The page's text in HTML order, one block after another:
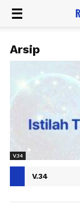
Arsip
V.34
V.34